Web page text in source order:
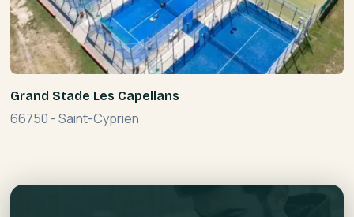
Grand Stade Les Capellans
66750 -Saint-Cyprien